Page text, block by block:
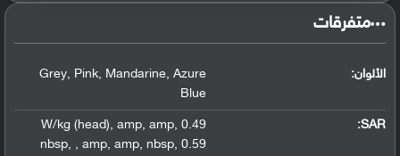
متفرقات
الألوان: Grey, Pink, Mandarine, Azure
Blue
SAR
:
0.49 W/kg (head)
, amp, amp,
nbsp, , amp, amp, nbsp, 0.59